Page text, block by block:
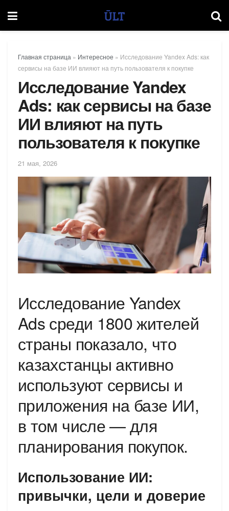
Главная страница » Интересное » Исследование Yandex Ads: как
сервисы на базе ИИ влияют на путь пользователя к покупке
Исследование Yandex
Ads: как сервисы на базе
ИИ влияют на путь
пользователя к покупке
21 мая, 2026
Исследование Yandex
Ads среди 1800 жителей
страны показало, что
казахстанцы активно
используют сервисы и
приложения на базе ИИ,
в том числе — для
планирования покупок.
Использование ИИ:
привычки, цели и доверие